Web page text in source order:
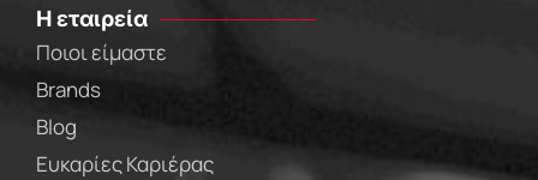
Η εταιρεία
Ποιοι είμαστε
Brands
Blog
Ευκαρίες Καριέρας